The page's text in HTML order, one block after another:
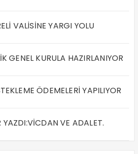
VALİSİNE YARGI YOLU
GENEL KURULA HAZIRLANIYOR
ÖDEMELERİ YAPILIYOR
YAZDI:VİCDAN VE ADALET.